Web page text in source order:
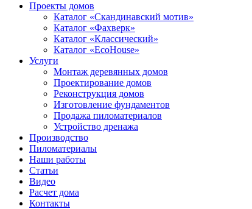
Проекты домов
Каталог «Скандинавский мотив»
Каталог «Фахверк»
Каталог «Классический»
Каталог «EcoHouse»
Услуги
Монтаж деревянных домов
Проектирование домов
Реконструкция домов
Изготовление фундаментов
Продажа пиломатериалов
Устройство дренажа
Производство
Пиломатериалы
Наши работы
Статьи
Видео
Расчет дома
Контакты